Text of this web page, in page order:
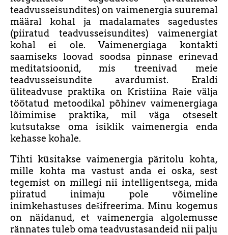
teadvusseisundites) on vaimenergia suuremal
määral kohal ja madalamates sagedustes
(piiratud teadvusseisundites) vaimenergiat
kohal ei ole. Vaimenergiaga kontakti
saamiseks loovad soodsa pinnase erinevad
meditatsioonid, mis treenivad meie
teadvusseisundite avardumist. Eraldi
üliteadvuse praktika on Kristiina Raie välja
töötatud metoodikal põhinev vaimenergiaga
lõimimise praktika, mil väga otseselt
kutsutakse oma isiklik vaimenergia enda
kehasse kohale.
Tihti küsitakse vaimenergia päritolu kohta,
mille kohta ma vastust anda ei oska, sest
tegemist on millegi nii intelligentsega, mida
piiratud inimaju pole võimeline
inimkehastuses dešifreerima. Minu kogemus
on näidanud, et vaimenergia algolemusse
rännates tuleb oma teadvustasandeid nii palju